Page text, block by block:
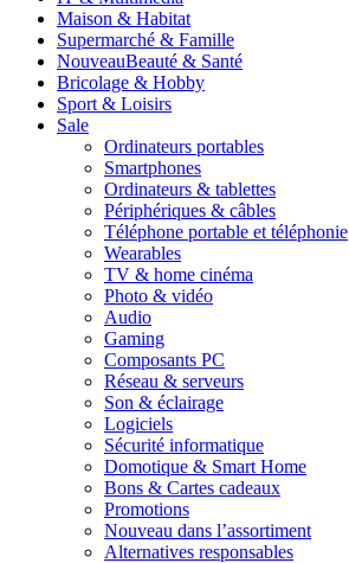
Maison & Habitat
Supermarché & Famille
NouveauBeauté & Santé
Bricolage & Hobby
Sport & Loisirs
Sale
Ordinateurs portables
Smartphones
Ordinateurs & tablettes
Périphériques & câbles
Téléphone portable et téléphonie
Wearables
TV & home cinéma
Photo & vidéo
Audio
Gaming
Composants PC
Réseau & serveurs
Son & éclairage
Logiciels
Sécurité informatique
Domotique & Smart Home
Bons & Cartes cadeaux
Promotions
Nouveau dans l’assortiment
Alternatives responsables